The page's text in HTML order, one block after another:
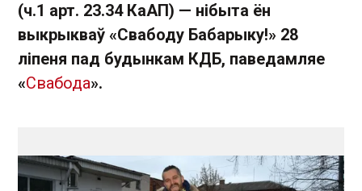
(ч.1 арт. 23.34 КаАП) — нібыта ён
выкрыкваў «Свабоду Бабарыку!» 28
ліпеня пад будынкам КДБ, паведамляе
«Свабода».